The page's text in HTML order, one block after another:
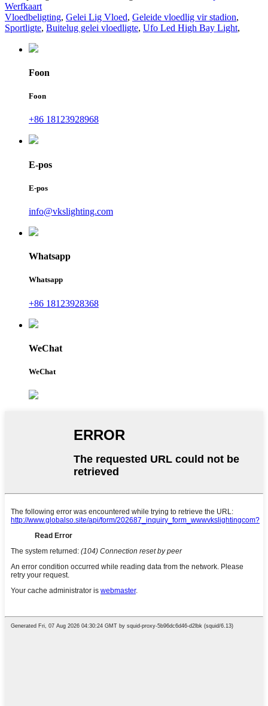
Werfkaart
Vloedbeligting, Gelei Lig Vloed, Geleide vloedlig vir stadion,
Sportligte, Buitelug gelei vloedligte, Ufo Led High Bay Light,
Foon
Foon
+86 18123928968
E-pos
E-pos
info@vkslighting.com
Whatsapp
Whatsapp
+86 18123928368
WeChat
WeChat